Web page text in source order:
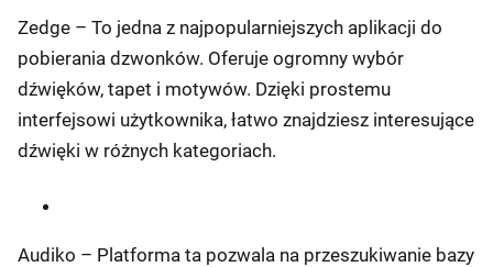
Zedge – To jedna z najpopularniejszych aplikacji do
pobierania dzwonków. Oferuje ogromny wybór
dźwięków, tapet i motywów. Dzięki prostemu
interfejsowi użytkownika, łatwo znajdziesz interesujące
dźwięki w różnych kategoriach.
Audiko – Platforma ta pozwala na przeszukiwanie bazy